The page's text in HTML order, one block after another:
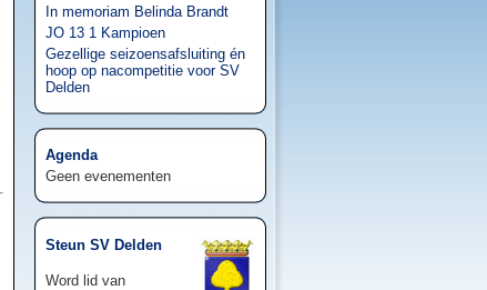
In memoriam Belinda Brandt
JO 13 1 Kampioen
Gezellige seizoensafsluiting én
hoop op nacompetitie voor SV
Delden
Agenda
Geen evenementen
Steun SV Delden
Word lid van